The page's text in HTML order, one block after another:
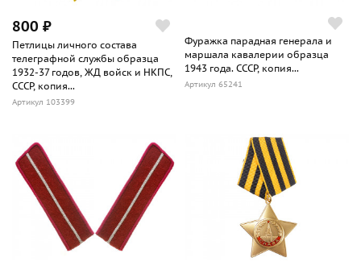
800 ₽
Петлицы личного состава
телеграфной службы образца
1932-37 годов, ЖД войск и НКПС,
СССР, копия...
Артикул 103399
Фуражка парадная генерала и
маршала кавалерии образца
1943 года. СССР, копия...
Артикул 65241